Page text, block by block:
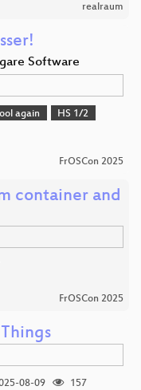
realraum
Software
again
HS 1/2
FrOSCon 2025
container and
FrOSCon 2025
08-09
157